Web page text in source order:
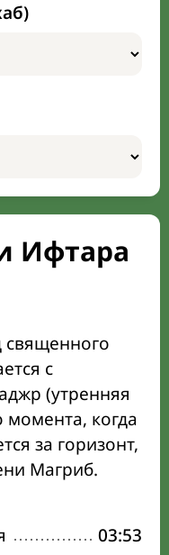
Ифтара
священного
с
(утренняя
момента, когда
за горизонт,
Магриб.
03:53